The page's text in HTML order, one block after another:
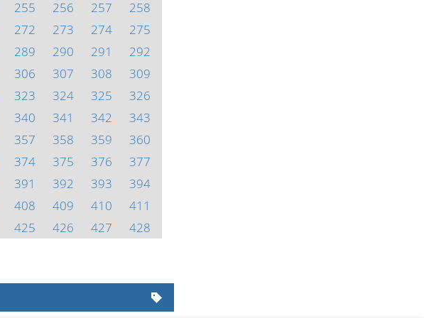
255 256 257
258
272 273 274
275
289 290 291
292
306 307 308
309
323 324 325
326
340 341 342
343
357 358 359
360
374 375 376
377
391 392 393
394
408 409 410
411
425 426 427
428